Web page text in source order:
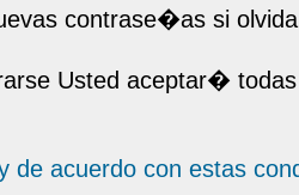
contrase�as si
Usted aceptar�
de acuerdo con estas